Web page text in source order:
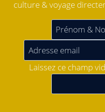
culture & voyage
Laissez ce champ